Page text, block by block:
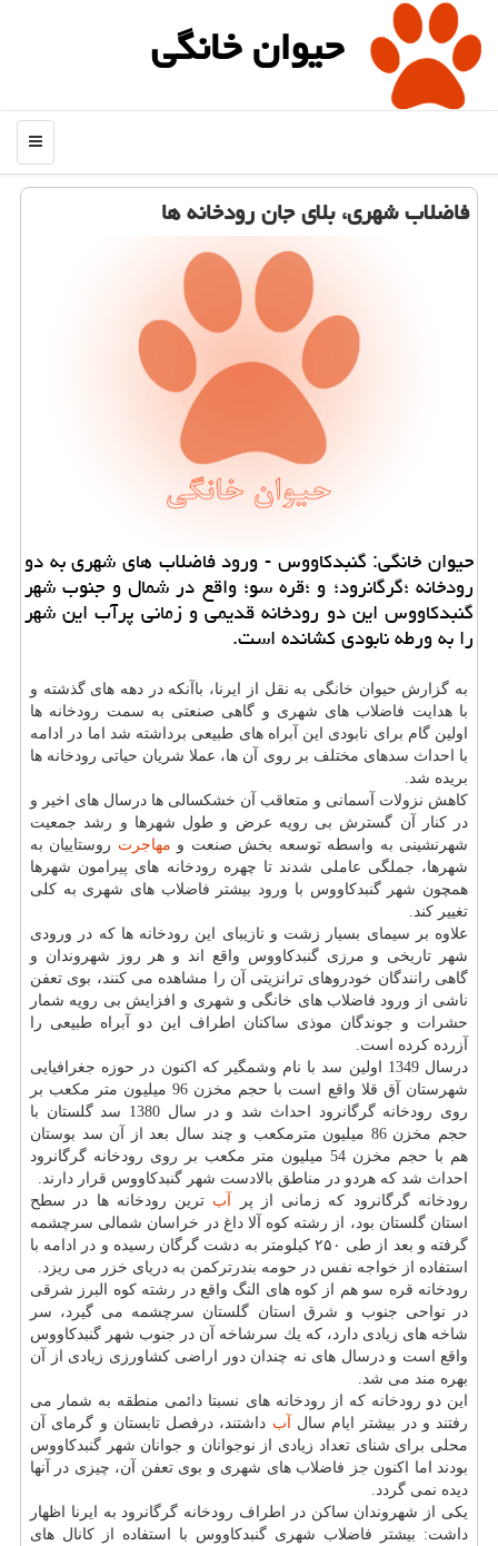
حیوان خانگی
منو
فاضلاب شهری، بلای جان رودخانه ها
حیوان خانگی: گنبدكاووس - ورود فاضلاب های شهری به دو
رودخانه ؛گرگانرود؛ و ؛قره سو؛ واقع در شمال و جنوب شهر
گنبدكاووس این دو رودخانه قدیمی و زمانی پرآب این شهر
را به ورطه نابودی كشانده است.
به گزارش حیوان خانگی به نقل از ایرنا، باآنكه در دهه های گذشته و
با هدایت فاضلاب های شهری و گاهی صنعتی به سمت رودخانه ها
اولین گام برای نابودی این آبراه های طبیعی برداشته شد اما در ادامه
با احداث سدهای مختلف بر روی آن ها، عملا شریان حیاتی رودخانه ها
بریده شد.
كاهش نزولات آسمانی و متعاقب آن خشكسالی ها درسال های اخیر و
در كنار آن گسترش بی رویه عرض و طول شهرها و رشد جمعیت
شهرنشینی به واسطه توسعه بخش صنعت و مهاجرت روستاییان به
شهرها، جملگی عاملی شدند تا چهره رودخانه های پیرامون شهرها
همچون شهر گنبدكاووس با ورود بیشتر فاضلاب های شهری به كلی
تغییر كند.
علاوه بر سیمای بسیار زشت و نازیبای این رودخانه ها كه در ورودی
شهر تاریخی و مرزی گنبدكاووس واقع اند و هر روز شهروندان و
گاهی رانندگان خودروهای ترانزیتی آن را مشاهده می كنند، بوی تعفن
ناشی از ورود فاضلاب های خانگی و شهری و افزایش بی رویه شمار
حشرات و جوندگان موذی ساكنان اطراف این دو آبراه طبیعی را
آزرده كرده است.
درسال 1349 اولین سد با نام وشمگیر كه اكنون در حوزه جغرافیایی
شهرستان آق قلا واقع است با حجم مخزن 96 میلیون متر مكعب بر
روی رودخانه گرگانرود احداث شد و در سال 1380 سد گلستان با
حجم مخزن 86 میلیون مترمكعب و چند سال بعد از آن سد بوستان
هم با حجم مخزن 54 میلیون متر مكعب بر روی رودخانه گرگانرود
احداث شد كه هردو در مناطق بالادست شهر گنبدكاووس قرار دارند.
رودخانه گرگانرود كه زمانی از پر آب ترین رودخانه ها در سطح
استان گلستان بود، از رشته كوه آلا داغ در خراسان شمالی سرچشمه
گرفته و بعد از طی ۲۵۰ كیلومتر به دشت گرگان رسیده و در ادامه با
استفاده از خواجه نفس در حومه بندرتركمن به دریای خزر می ریزد.
رودخانه قره سو هم از كوه های النگ واقع در رشته كوه البرز شرقی
در نواحی جنوب و شرق استان گلستان سرچشمه می گیرد، سر
شاخه های زیادی دارد، كه یك سرشاخه آن در جنوب شهر گنبدكاووس
واقع است و درسال های نه چندان دور اراضی كشاورزی زیادی از آن
بهره مند می شد.
این دو رودخانه كه از رودخانه های نسبتا دائمی منطقه به شمار می
رفتند و در بیشتر ایام سال آب داشتند، درفصل تابستان و گرمای آن
محلی برای شنای تعداد زیادی از نوجوانان و جوانان شهر گنبدكاووس
بودند اما اكنون جز فاضلاب های شهری و بوی تعفن آن، چیزی در آنها
دیده نمی گردد.
یكی از شهروندان ساكن در اطراف رودخانه گرگانرود به ایرنا اظهار
داشت: بیشتر فاضلاب شهری گنبدكاووس با استفاده از كانال های